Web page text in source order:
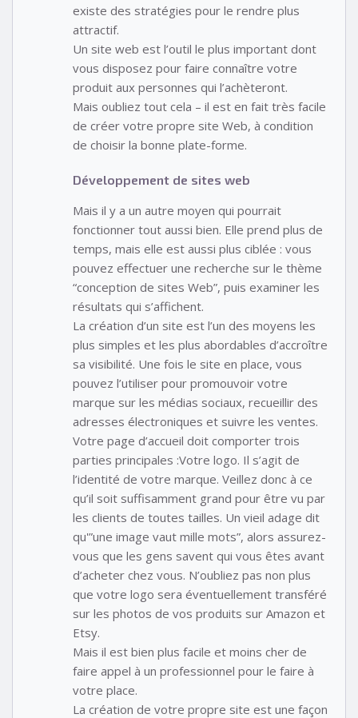
existe des stratégies pour le rendre plus
attractif.
Un site web est l’outil le plus important dont
vous disposez pour faire connaître votre
produit aux personnes qui l’achèteront.
Mais oubliez tout cela – il est en fait très facile
de créer votre propre site Web, à condition
de choisir la bonne plate-forme.
Développement de sites web
Mais il y a un autre moyen qui pourrait
fonctionner tout aussi bien. Elle prend plus de
temps, mais elle est aussi plus ciblée : vous
pouvez effectuer une recherche sur le thème
“conception de sites Web”, puis examiner les
résultats qui s’affichent.
La création d’un site est l’un des moyens les
plus simples et les plus abordables d’accroître
sa visibilité. Une fois le site en place, vous
pouvez l’utiliser pour promouvoir votre
marque sur les médias sociaux, recueillir des
adresses électroniques et suivre les ventes.
Votre page d’accueil doit comporter trois
parties principales :Votre logo. Il s’agit de
l’identité de votre marque. Veillez donc à ce
qu’il soit suffisamment grand pour être vu par
les clients de toutes tailles. Un vieil adage dit
qu'”une image vaut mille mots”, alors assurez-
vous que les gens savent qui vous êtes avant
d’acheter chez vous. N’oubliez pas non plus
que votre logo sera éventuellement transféré
sur les photos de vos produits sur Amazon et
Etsy.
Mais il est bien plus facile et moins cher de
faire appel à un professionnel pour le faire à
votre place.
La création de votre propre site est une façon